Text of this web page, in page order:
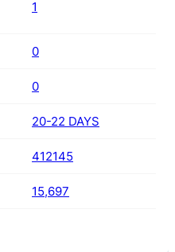
1
0
0
20-22 DAYS
412145
15,697